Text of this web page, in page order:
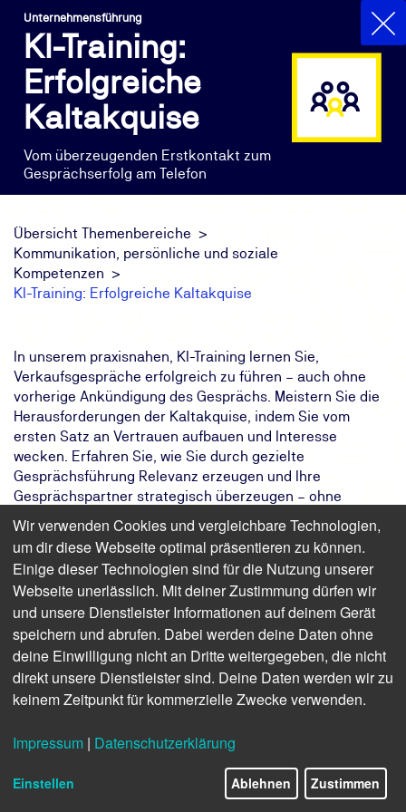
Unternehmensführung
KI-Training:
Erfolgreiche
Kaltakquise
Vom überzeugenden Erstkontakt zum
Gesprächserfolg am Telefon
Übersicht Themenbereiche
Kommunikation, persönliche und soziale
Kompetenzen
KI-Training: Erfolgreiche Kaltakquise
In unserem praxisnahen, KI-Training lernen Sie,
Verkaufsgespräche erfolgreich zu führen – auch ohne
vorherige Ankündigung des Gesprächs. Meistern Sie die
Herausforderungen der Kaltakquise, indem Sie vom
ersten Satz an Vertrauen aufbauen und Interesse
wecken. Erfahren Sie, wie Sie durch gezielte
Gesprächsführung Relevanz erzeugen und Ihre
Gesprächspartner strategisch überzeugen – ohne
Entwickeln Sie eine professionelle, sichere und
sympathische Ausstrahlung, erwecken Sie echtes
Interesse bei neuen Kontakten und steigern Sie Ihre
Erfolgsquote in der telefonischen Akquise.
Das Ziel:
Unternehmen profitieren von erhöhter
Akquise-Erfolgsquote durch
professionelle Gesprächstechniken.
Ihr Weg:
Das KI-Training der TÜV NORD Akademie
Wir verwenden Cookies und vergleichbare Technologien,
um dir diese Webseite optimal präsentieren zu können.
Einige dieser Technologien sind für die Nutzung unserer
Webseite unerlässlich. Mit deiner Zustimmung dürfen wir
und unsere Dienstleister Informationen auf deinem Gerät
speichern und abrufen. Dabei werden deine Daten ohne
deine Einwilligung nicht an Dritte weitergegeben, die nicht
direkt unsere Dienstleister sind. Deine Daten werden wir zu
keinem Zeitpunkt für kommerzielle Zwecke verwenden.
Impressum | Datenschutzerklärung
Einstellen Ablehnen Zustimmen